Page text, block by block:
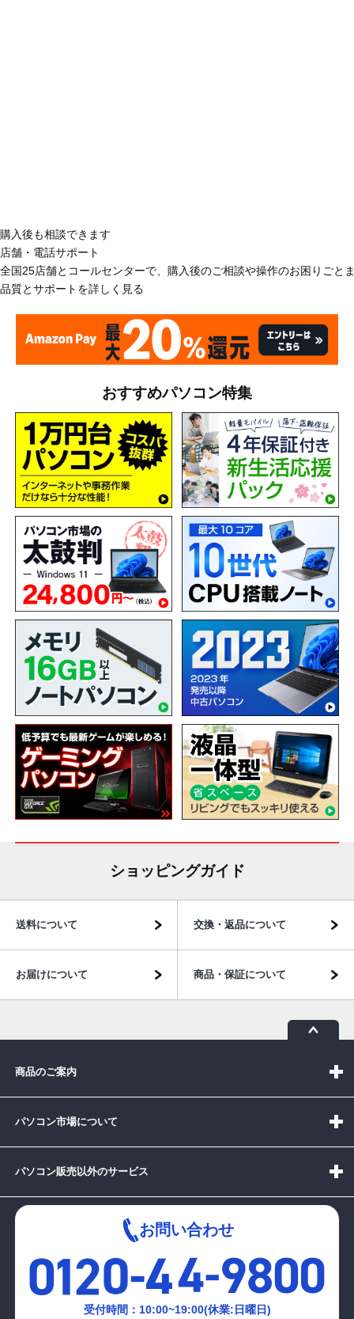
購入後も相談できます
店舗・電話サポート
全国25店舗とコールセンターで、購入後のご相談や操作のお困りごと
品質とサポートを詳しく見る
おすすめパソコン特集
ショッピングガイド
送料について 交換・返品について
お届けについて 商品・保証について
商品のご案内
パソコン市場について
パソコン販売以外のサービス
お問い合わせ
受付時間：10:00~19:00(休業:日曜日)